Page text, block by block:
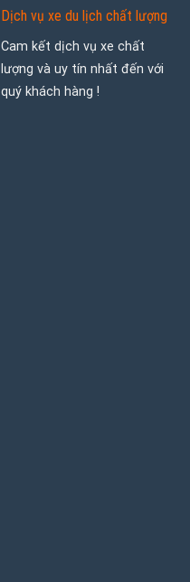
Dịch vụ xe du lịch chất lượng
Cam kết dịch vụ xe chất
lượng và uy tín nhất đến với
quý khách hàng !